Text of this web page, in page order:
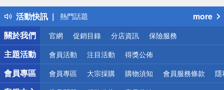
活動快訊
得獎公告
熱門話題
銀行優惠
偏遠地區配送
詐騙網頁！請小心！
more
關於我們
官網 促銷目錄 分店資訊 保險服務
主題活動 會員活動 注目活動 得獎公佈
會員專區 會員專區 大宗採購 購物須知 會員服務條款 隱